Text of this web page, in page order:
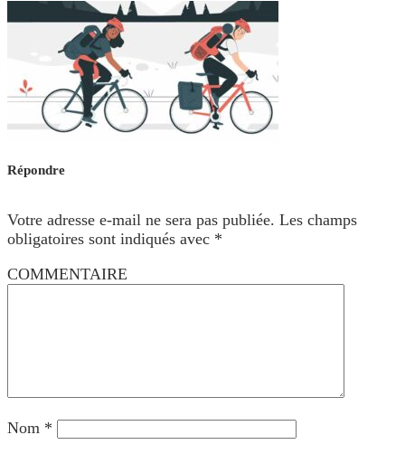
Répondre
Votre adresse e-mail ne sera pas publiée. Les champs
obligatoires sont indiqués avec *
COMMENTAIRE
Nom *